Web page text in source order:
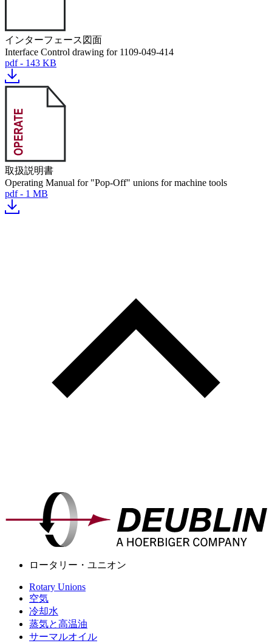
インターフェース図面
Interface Control drawing for 1109-049-414
pdf - 143 KB
取扱説明書
Operating Manual for "Pop-Off" unions for machine tools
pdf - 1 MB
ロータリー・ユニオン
Rotary Unions
空気
冷却水
蒸気と高温油
サーマルオイル